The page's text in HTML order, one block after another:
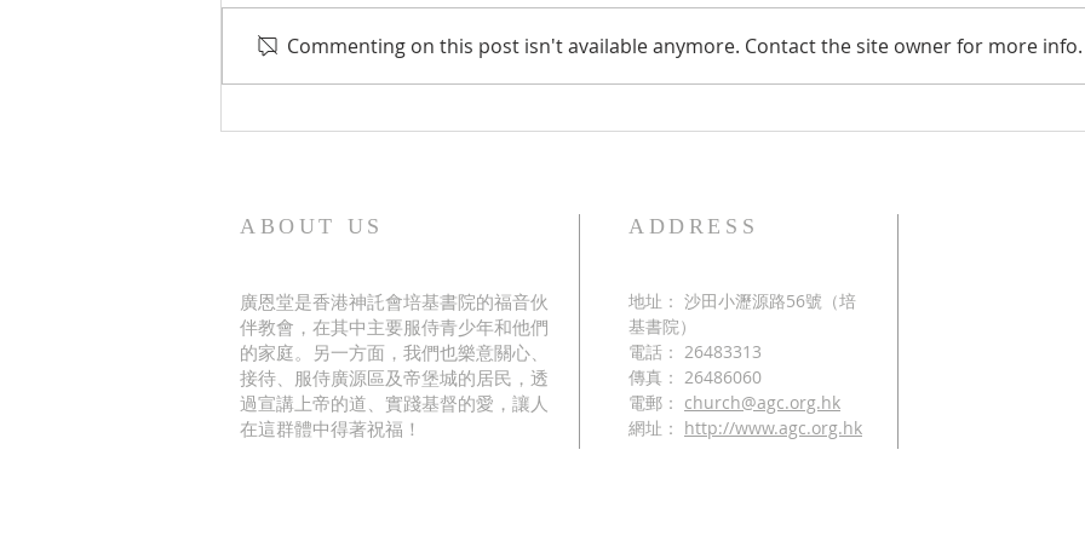
2026年7月牧函-足球傳奇
Commenting on this post isn't available anymore. Contact the site owner for more info.
ABOUT US
廣恩堂是香港神託會培基書院的福音伙
伴教會，在其中主要服侍青少年和他們
的家庭。另一方面，我們也樂意關心、
接待、服侍廣源區及帝堡城的居民，透
過宣講上帝的道、實踐基督的愛，讓人
在這群體中得著祝福！
ADDRESS
地址： 沙田小瀝源路56號（培
基書院）
電話： 26483313
傳真： 26486060
電郵： church@agc.org.hk
網址： http://www.agc.org.hk